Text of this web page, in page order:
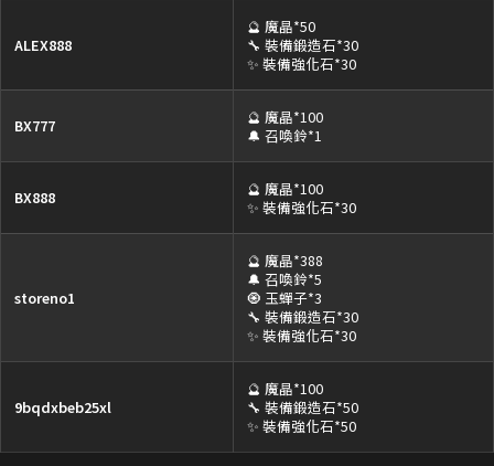
ALEX888
🔮 魔晶*50
🔧 裝備鍛造石*30
✨ 裝備強化石*30
BX777
🔮 魔晶*100
🔔 召喚鈴*1
BX888
🔮 魔晶*100
✨ 裝備強化石*30
storeno1
🔮 魔晶*388
🔔 召喚鈴*5
🧿 玉蟬子*3
🔧 裝備鍛造石*30
✨ 裝備強化石*30
9bqdxbeb25xl
🔮 魔晶*100
🔧 裝備鍛造石*50
✨ 裝備強化石*50